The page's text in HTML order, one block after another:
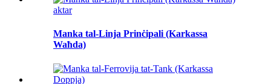
aktar
Manka tal-Linja Prinċipali (Karkassa
Waħda)